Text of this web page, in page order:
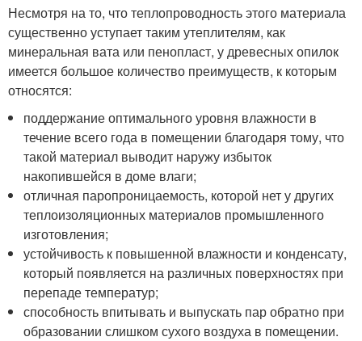
Несмотря на то, что теплопроводность этого материала
существенно уступает таким утеплителям, как
минеральная вата или пенопласт, у древесных опилок
имеется большое количество преимуществ, к которым
относятся:
поддержание оптимального уровня влажности в
течение всего года в помещении благодаря тому, что
такой материал выводит наружу избыток
накопившейся в доме влаги;
отличная паропроницаемость, которой нет у других
теплоизоляционных материалов промышленного
изготовления;
устойчивость к повышенной влажности и конденсату,
который появляется на различных поверхностях при
перепаде температур;
способность впитывать и выпускать пар обратно при
образовании слишком сухого воздуха в помещении.